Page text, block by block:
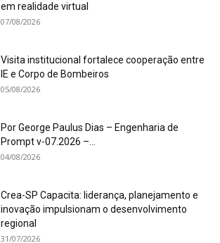
em realidade virtual
07/08/2026
Visita institucional fortalece cooperação entre
IE e Corpo de Bombeiros
05/08/2026
Por George Paulus Dias – Engenharia de
Prompt v-07.2026 –...
04/08/2026
Crea-SP Capacita: liderança, planejamento e
inovação impulsionam o desenvolvimento
regional
31/07/2026